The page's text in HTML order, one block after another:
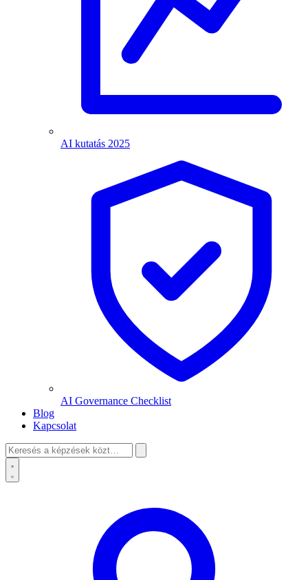
AI kutatás 2025
AI Governance Checklist
Blog
Kapcsolat